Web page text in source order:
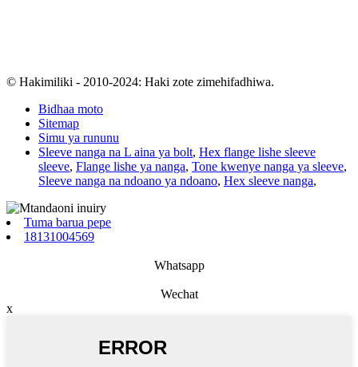
© Hakimiliki - 2010-2024: Haki zote zimehifadhiwa.
Bidhaa moto
Sitemap
Simu ya rununu
Sleeve nanga na L aina ya bolt, Hex flange lishe sleeve
sleeve, Flange lishe ya nanga, Tone kwenye nanga ya sleeve,
Sleeve nanga na ndoano ya ndoano, Hex sleeve nanga,
Tuma barua pepe
18131004569
Whatsapp
Wechat
x